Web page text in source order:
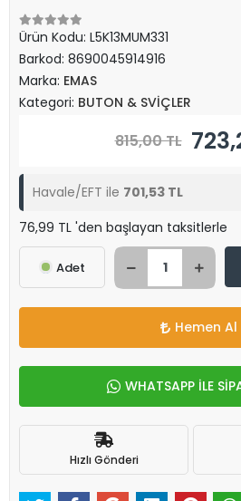
Ürün Kodu: L5K13MUM331
Barkod: 8690045914916
Marka: EMAS
Kategori: BUTON & SVİÇLER
815,00 TL
Havale/EFT ile 701,53 TL
76,99 TL 'den başlayan taksitlerle
Adet
Hemen Al
WHATSAPP İLE
Hızlı Gönderi